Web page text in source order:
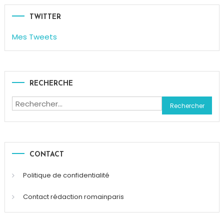
Réalité
Virtuelle,
Germain
des
Visite
Paris
TWITTER
Mes Tweets
RECHERCHE
Rechercher :
CONTACT
Politique de confidentialité
Contact rédaction romainparis